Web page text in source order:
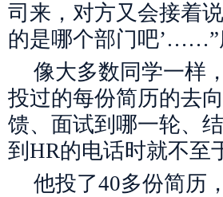
司来，对方又会接着
的是哪个部门吧’……”
像大多数同学一样
投过的每份简历的去
馈、面试到哪一轮、
到HR的电话时就不至
他投了40多份简历